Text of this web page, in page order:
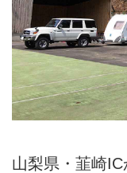
山梨県・韮崎